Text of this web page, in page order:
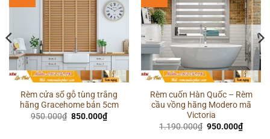
Rèm cửa sổ gỗ tùng trắng
hãng Gracehome bản 5cm
950.000₫ Giá
850.000₫Giá
hiện
Rèm cuốn Hàn Quốc – Rèm
cầu vồng hãng Modero mã
Victoria
1.190.000₫ Giá
950.000₫Giá
hiện